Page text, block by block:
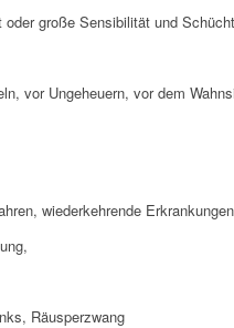
große Sensibilität und
vor Ungeheuern, vor dem
wiederkehrende
Räusperzwang